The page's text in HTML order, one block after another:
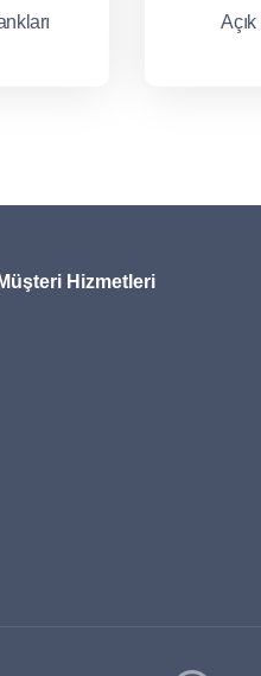
Müşteri Hizmetleri